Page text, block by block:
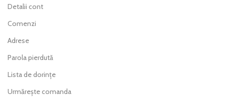
Detalii cont
Comenzi
Adrese
Parola pierdută
Lista de dorințe
Urmărește comanda